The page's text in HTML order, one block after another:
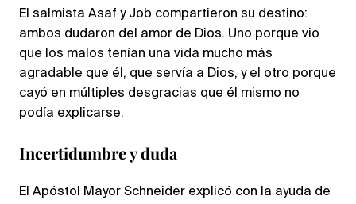
El salmista Asaf y Job compartieron su destino:
ambos dudaron del amor de Dios. Uno porque vio
que los malos tenían una vida mucho más
agradable que él, que servía a Dios, y el otro porque
cayó en múltiples desgracias que él mismo no
podía explicarse.
Incertidumbre y duda
El Apóstol Mayor Schneider explicó con la ayuda de